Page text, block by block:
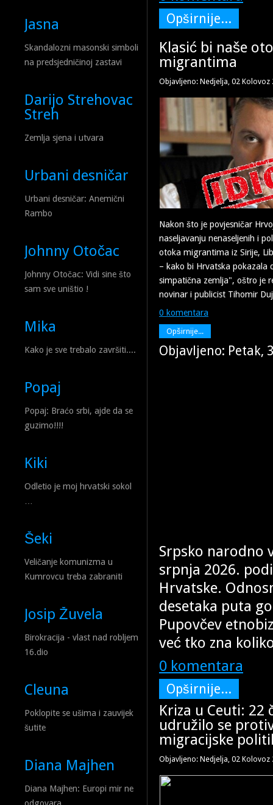
Jasna
Skandalozni masonski simboli
na predsjedničinoj zastavi
Darijo Strehovac
Streh
Zemlja sjena i utvara
Urbani desničar
Urbani desničar: Anemični
Rambo
Johnny Otočac
Johnny Otočac: Vidi sine što
sam sve uništio !
Mika
Kako je sve trebalo završiti....
Popaj
Popaj: Braćo srbi, ajde da se
guzimo!!!!
Kiki
Odletio je moj hrvatski sokol
Šeki
Veličanje komunizma u
Kumrovcu treba zabraniti
Josip Žuvela
Birokracija - vlast nad robljem
16.dio
Cleuna
Poklopite se ušima i zauvijek
šutite
Diana Majhen
Diana Majhen: Europi mir ne
Opširnije...
Klasić bi naše
migrantima
Objavljeno: Nedjelja, 02 Kolovoz
Nakon što je povjesničar
naseljavanju nenaseljenih i
otoka migrantima iz Sirije,
– kako bi Hrvatska pokazala
simpatična zemlja", oštro je
novinar i publicist Tihomir
0 komentara
Opširnije...
Objavljeno: Petak,
Srpsko narodno
srpnja 2026.
Hrvatske.
desetaka puta
Pupovčev
već tko zna
0 komentara
Opširnije...
Kriza u Ceuti: 22
udružilo se
migracijske
Objavljeno: Nedjelja, 02 Kolovoz